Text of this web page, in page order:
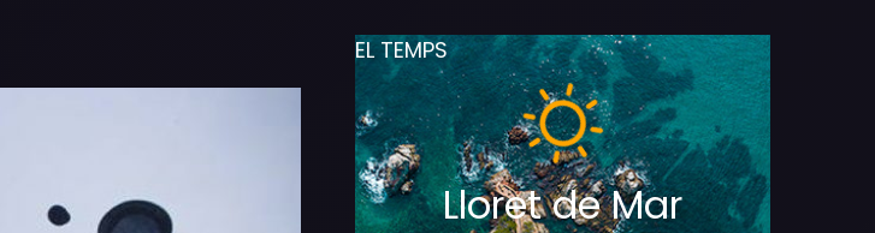
EL TEMPS
Lloret de Mar